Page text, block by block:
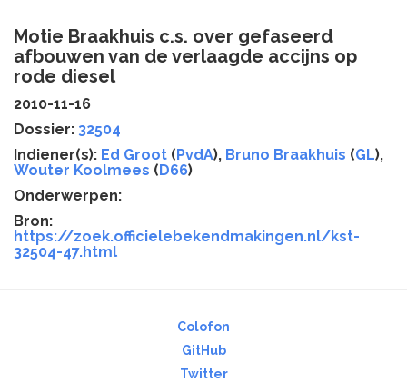
Motie Braakhuis c.s. over gefaseerd
afbouwen van de verlaagde accijns op
rode diesel
2010-11-16
Dossier: 32504
Indiener(s): Ed Groot (PvdA), Bruno Braakhuis (GL),
Wouter Koolmees (D66)
Onderwerpen:
Bron:
https://zoek.officielebekendmakingen.nl/kst-
32504-47.html
Colofon
GitHub
Twitter